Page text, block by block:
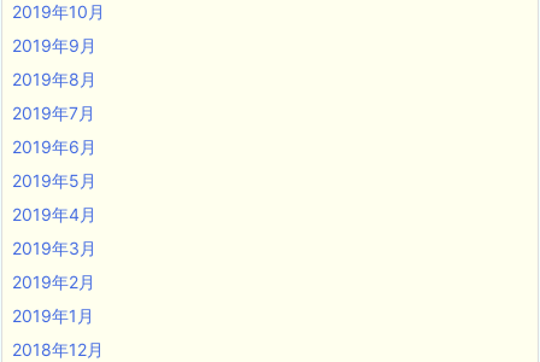
2019年10月
2019年9月
2019年8月
2019年7月
2019年6月
2019年5月
2019年4月
2019年3月
2019年2月
2019年1月
2018年12月